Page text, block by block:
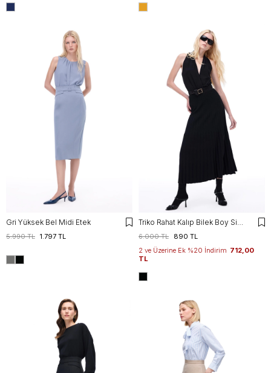
Gri Yüksek Bel Midi Etek
1.797 TL
5.990 TL
Triko Rahat Kalıp Bilek Boy Siyah Etek
890 TL
6.000 TL
2 ve Üzerine Ek %20 İndirim 712,00
TL